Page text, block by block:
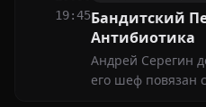
хочет развестись
19:45Бандитский
Антибиотика
Андрей Серегин
его шеф повязан